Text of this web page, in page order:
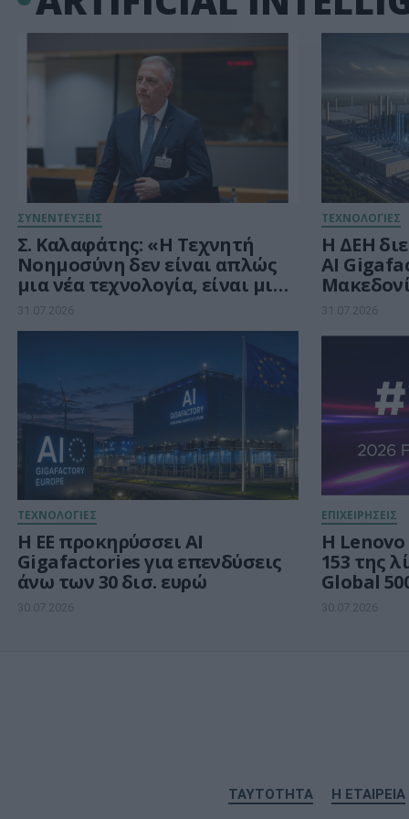
ΣΥΝΕΝΤΕΥΞΕΙΣ
Σ. Καλαφάτης: «Η Τεχνητή
Νοημοσύνη δεν είναι απλώς
μια νέα τεχνολογία, είναι μια
νέα βιομηχανική
επανάσταση»
31.07.2026
ΤΕΧΝΟΛΟΓΙΕΣ
Η ΔΕΗ
AI
31.07.2026
ΤΕΧΝΟΛΟΓΙΕΣ
Η ΕΕ προκηρύσσει AI
Gigafactories για επενδύσεις
άνω των 30 δισ. ευρώ
30.07.2026
ΕΠΙΧΕΙΡΗΣΕΙΣ
Η Lenovo
153 της
Global
30.07.2026
ΤΑΥΤΟΤΗΤΑ Η ΕΤΑΙΡΕΙΑ